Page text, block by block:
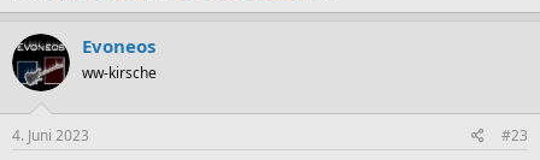
Evoneos
ww-kirsche
4. Juni 2023 #23